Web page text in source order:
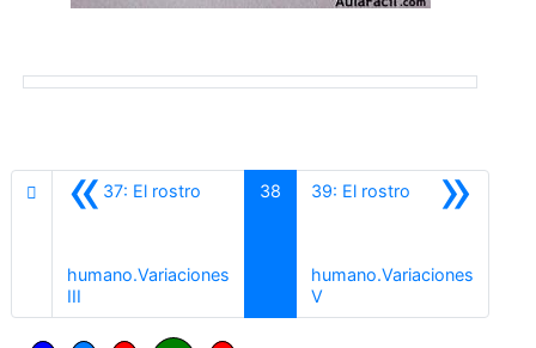
«37: El rostro
humano.Variaciones
III
38 »
39: El rostro
humano.Variaciones
VSiguiente